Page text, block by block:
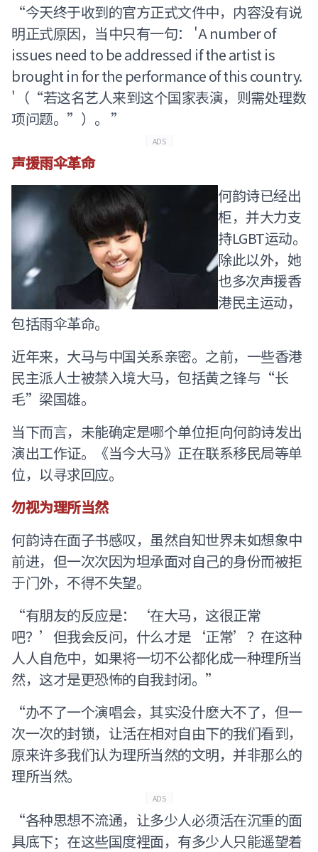
“今天终于收到的官方正式文件中，内容没有说
明正式原因，当中只有一句： 'A number of
issues need to be addressed if the artist is
brought in for the performance of this country.
'（“若这名艺人来到这个国家表演，则需处理数
项问题。”）。 ”
ADS
声援雨伞革命
何韵诗已经出
柜，并大力支
持LGBT运动。
除此以外，她
也多次声援香
港民主运动，
包括雨伞革命。
近年来，大马与中国关系亲密。之前，一些香港
民主派人士被禁入境大马，包括黄之锋与“长
毛”梁国雄。
当下而言，未能确定是哪个单位拒向何韵诗发出
演出工作证。《当今大马》正在联系移民局等单
位，以寻求回应。
勿视为理所当然
何韵诗在面子书感叹，虽然自知世界未如想象中
前进，但一次次因为坦承面对自己的身份而被拒
于门外，不得不失望。
“有朋友的反应是：‘在大马，这很正常
吧？’但我会反问，什么才是‘正常’？在这种
人人自危中，如果将一切不公都化成一种理所当
然，这才是更恐怖的自我封闭。”
“办不了一个演唱会，其实没什麽大不了，但一
次一次的封锁，让活在相对自由下的我们看到，
原来许多我们认为理所当然的文明，并非那么的
理所当然。
ADS
“各种思想不流通，让多少人必须活在沉重的面
具底下；在这些国度裡面，有多少人只能遥望着